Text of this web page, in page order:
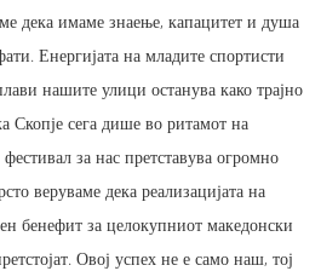
дека имаме знаење, капацитет и душа
Енергијата на младите спортисти
нашите улици останува како трајно
Скопје сега дише во ритамот на
за нас претставува огромно
веруваме дека реализацијата на
бенефит за целокупниот македонски
Овој успех не е само наш, тој